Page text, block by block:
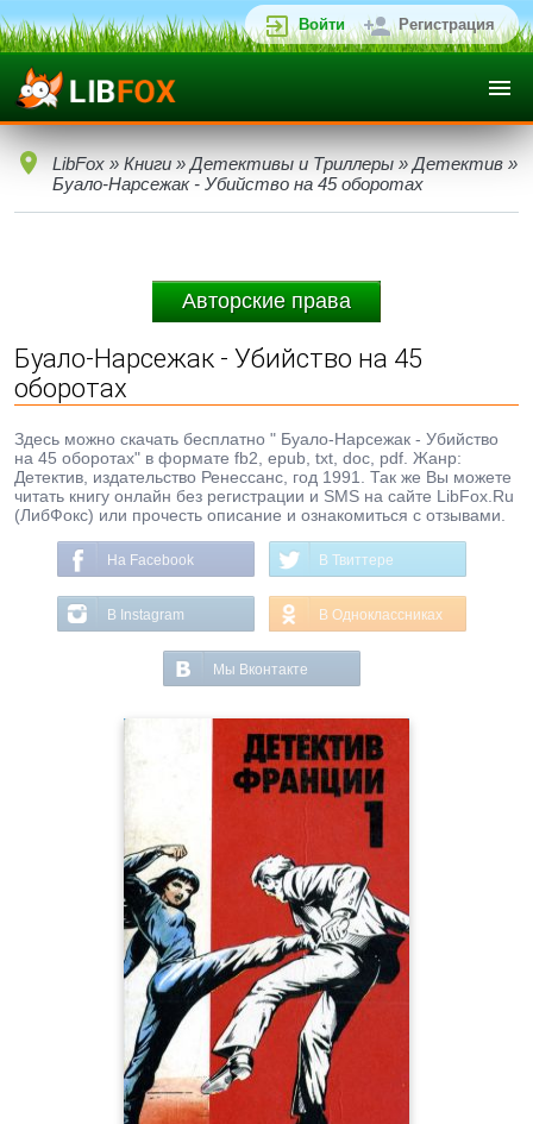
Войти Регистрация
LibFox » Книги » Детективы и Триллеры » Детектив »
Буало-Нарсежак - Убийство на 45 оборотах
Авторские права
Буало-Нарсежак - Убийство на 45
оборотах
Здесь можно скачать бесплатно " Буало-Нарсежак - Убийство
на 45 оборотах" в формате fb2, epub, txt, doc, pdf. Жанр:
Детектив, издательство Ренессанс, год 1991. Так же Вы можете
читать книгу онлайн без регистрации и SMS на сайте LibFox.Ru
(ЛибФокс) или прочесть описание и ознакомиться с отзывами.
На Facebook В Твиттере
В Instagram В Одноклассниках
Мы Вконтакте